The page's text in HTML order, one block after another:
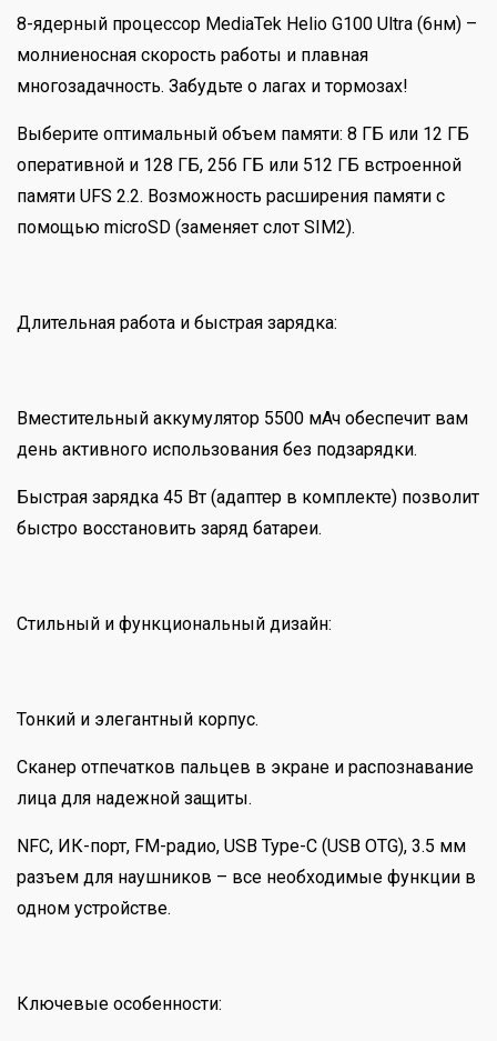
8-ядерный процессор MediaTek Helio G100 Ultra (6нм) –
молниеносная скорость работы и плавная
многозадачность. Забудьте о лагах и тормозах!
Выберите оптимальный объем памяти: 8 ГБ или 12 ГБ
оперативной и 128 ГБ, 256 ГБ или 512 ГБ встроенной
памяти UFS 2.2. Возможность расширения памяти с
помощью microSD (заменяет слот SIM2).
Длительная работа и быстрая зарядка:
Вместительный аккумулятор 5500 мАч обеспечит вам
день активного использования без подзарядки.
Быстрая зарядка 45 Вт (адаптер в комплекте) позволит
быстро восстановить заряд батареи.
Стильный и функциональный дизайн:
Тонкий и элегантный корпус.
Сканер отпечатков пальцев в экране и распознавание
лица для надежной защиты.
NFC, ИК-порт, FM-радио, USB Type-C (USB OTG), 3.5 мм
разъем для наушников – все необходимые функции в
одном устройстве.
Ключевые особенности: